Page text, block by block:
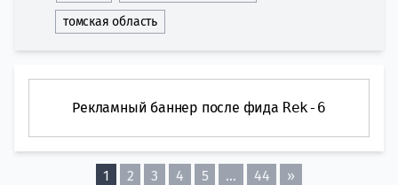
томская область
Рекламный баннер после фида Rek-6
1 2 3 4 5 … 44 »